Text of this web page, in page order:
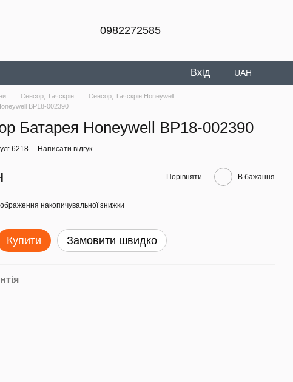
0982272585
Вхід UAH
Сенсор, Тачскрін
Сенсор, Тачскрін Honeywell
BP18-002390
Батарея Honeywell BP18-002390
6218 Написати відгук
Порівняти В бажання
накопичувальної знижки
Купити Замовити швидко